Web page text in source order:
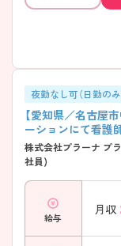
夜勤なし可（日勤のみ
【愛知県／名古屋
ーションにて看護
株式会社プラーナ プ
社員)
給与
月収